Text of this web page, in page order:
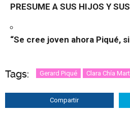
PRESUME A SUS HIJOS Y
“Se cree joven ahora Piqué,
Tags: Gerard Piqué Clara Chía
Compartir